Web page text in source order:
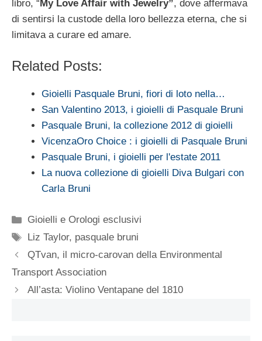
libro, “ My Love Affair with Jewelry”, dove affermava
di sentirsi la custode della loro bellezza eterna, che si
limitava a curare ed amare.
Related Posts:
Gioielli Pasquale Bruni, fiori di loto nella…
San Valentino 2013, i gioielli di Pasquale Bruni
Pasquale Bruni, la collezione 2012 di gioielli
VicenzaOro Choice : i gioielli di Pasquale Bruni
Pasquale Bruni, i gioielli per l'estate 2011
La nuova collezione di gioielli Diva Bulgari con
Carla Bruni
Categorie
Gioielli e Orologi esclusivi
Tag
Liz Taylor, pasquale bruni
QTvan, il micro-carovan della Environmental
Transport Association
All’asta: Violino Ventapane del 1810